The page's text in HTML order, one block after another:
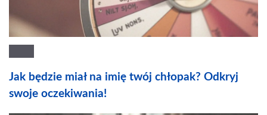
Jak będzie miał na imię twój chłopak? Odkryj
swoje oczekiwania!